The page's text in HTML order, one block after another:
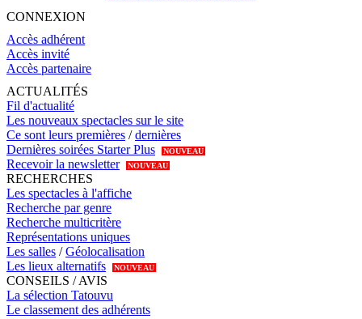
CONNEXION
Accès adhérent
Accès invité
Accès partenaire
ACTUALITÉS
Fil d'actualité
Les nouveaux spectacles sur le site
Ce sont leurs premières /dernières
Dernières soirées Starter Plus
NOUVEAU
Recevoir la newsletter NOUVEAU
RECHERCHES
Les spectacles à l'affiche
Recherche par genre
Recherche multicritère
Représentations uniques
Les salles /Géolocalisation
Les lieux alternatifs
NOUVEAU
CONSEILS / AVIS
La sélection Tatouvu
Le classement des adhérents